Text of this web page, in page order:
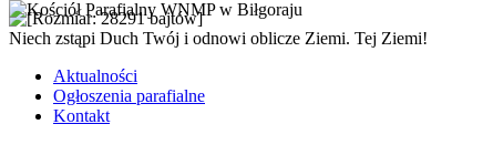
Niech zstąpi Duch Twój i odnowi oblicze Ziemi. Tej Ziemi!
Aktualności
Ogłoszenia parafialne
Kontakt